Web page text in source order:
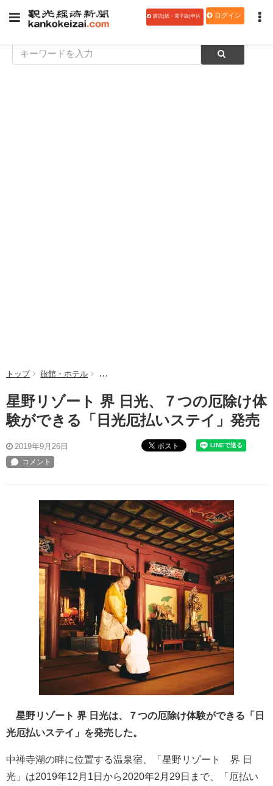
購読(紙・電子版)申込 ログイン
トップ 旅館・ホテル 星野リゾート 界 日光、７つの厄除け体験がで
星野リゾート 界 日光、７つの厄除け体
験ができる「日光厄払いステイ」発売
2019年9月26日 ポスト
星野リゾート 界 日光は、７つの厄除け体験ができる「日
光厄払いステイ」を発売した。
中禅寺湖の畔に位置する温泉宿、「星野リゾート 界 日
光」は2019年12月1日から2020年2月29日まで、「厄払い